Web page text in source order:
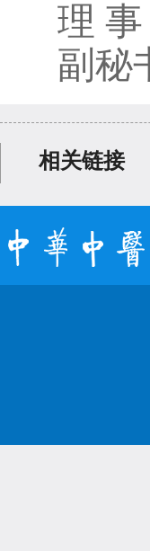
理 事
副秘
相关链接